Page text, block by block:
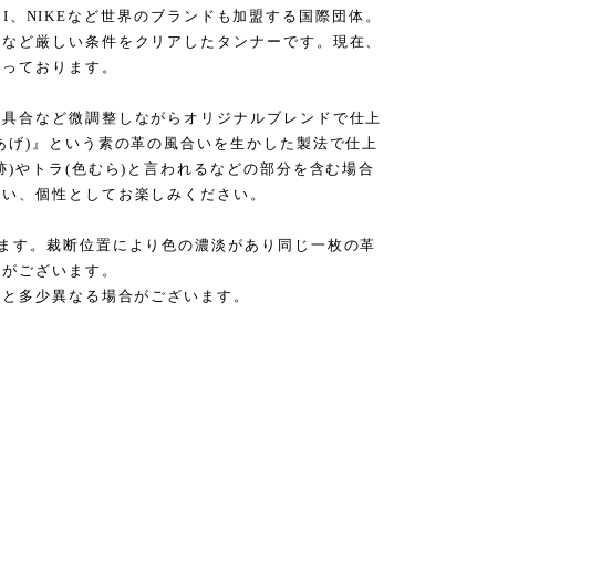
NIKEなど世界のブランドも加盟する国際団体。
ど厳しい条件をクリアしたタンナーです。現在、
ております。
合など微調整しながらオリジナルブレンドで仕上
げ)』という素の革の風合いを生かした製法で仕上
)やトラ(色むら)と言われるなどの部分を含む場合
、個性としてお楽しみください。
す。裁断位置により色の濃淡があり同じ一枚の革
ございます。
多少異なる場合がございます。